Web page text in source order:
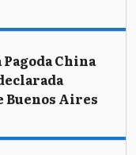
China
Aires